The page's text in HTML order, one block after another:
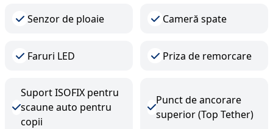
Senzor de ploaie Cameră spate
Faruri LED Priza de remorcare
Suport ISOFIX pentru
scaune auto pentru
copii
Punct de ancorare
superior (Top Tether)